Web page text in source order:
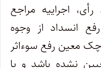
اجراییه مراجع
انسداد از وجوه
رفع سوءاثر
نشده باشد و یا